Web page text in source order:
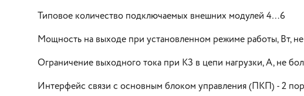
Типовое количество подключаемых внешних модулей 4…6
Мощность на выходе при установленном режиме работы, Вт,
Ограничение выходного тока при КЗ в цепи нагрузки, А, не
Интерфейс связи с основным блоком управления (ПКП) - 2